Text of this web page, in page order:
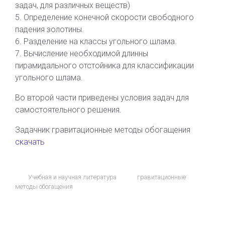
задач, для различных веществ)
5. Определение конечной скорости свободного
падения золотины.
6. Разделение на классы угольного шлама.
7. Вычисление необходимой длинны
пирамидального отстойника для классификации
угольного шлама.
Во второй части приведены условия задач для
самостоятельного решения.
Задачник гравитационные методы обогащения
скачать
Учебная и научная литература
гравитационные
методы обогащения